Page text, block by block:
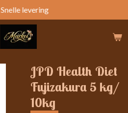
Snelle levering
JPD Health Diet
Fujizakura 5 kg/
10kg